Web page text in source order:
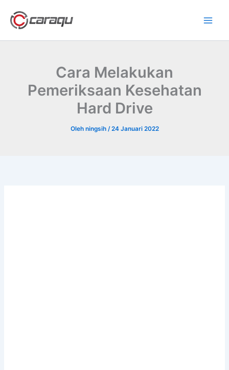
konten
Cara Melakukan
Pemeriksaan Kesehatan
Hard Drive
Oleh ningsih /24 Januari 2022